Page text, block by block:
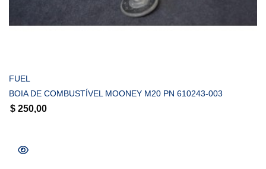
FUEL
BOIA DE COMBUSTÍVEL MOONEY M20 PN 610243-003
$ 250,00